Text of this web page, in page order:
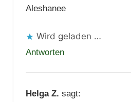
Aleshanee
Wird geladen …
Antworten
Helga Z. sagt: